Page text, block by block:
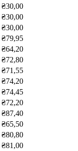
₴30,00
₴30,00
₴30,00
₴79,95
₴64,20
₴72,80
₴71,55
₴74,20
₴74,45
₴72,20
₴87,40
₴65,50
₴80,80
₴81,00